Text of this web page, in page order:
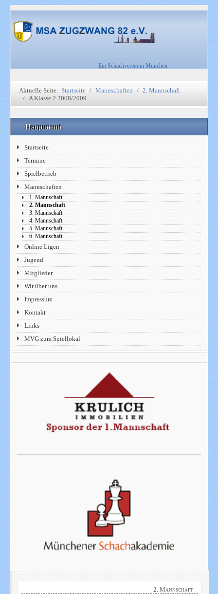
Ein Schachverein in München
Aktuelle Seite: Startseite Mannschaften
2. Mannschaft
A Klasse 2 2008/2009
Hauptmenü
Startseite
Termine
Spielbetrieb
Mannschaften
1. Mannschaft
2. Mannschaft
3. Mannschaft
4. Mannschaft
5. Mannschaft
6. Mannschaft
Online Ligen
Jugend
Mitglieder
Wir über uns
Impressum
Kontakt
Links
MVG zum Spiellokal
2. Mannschaft